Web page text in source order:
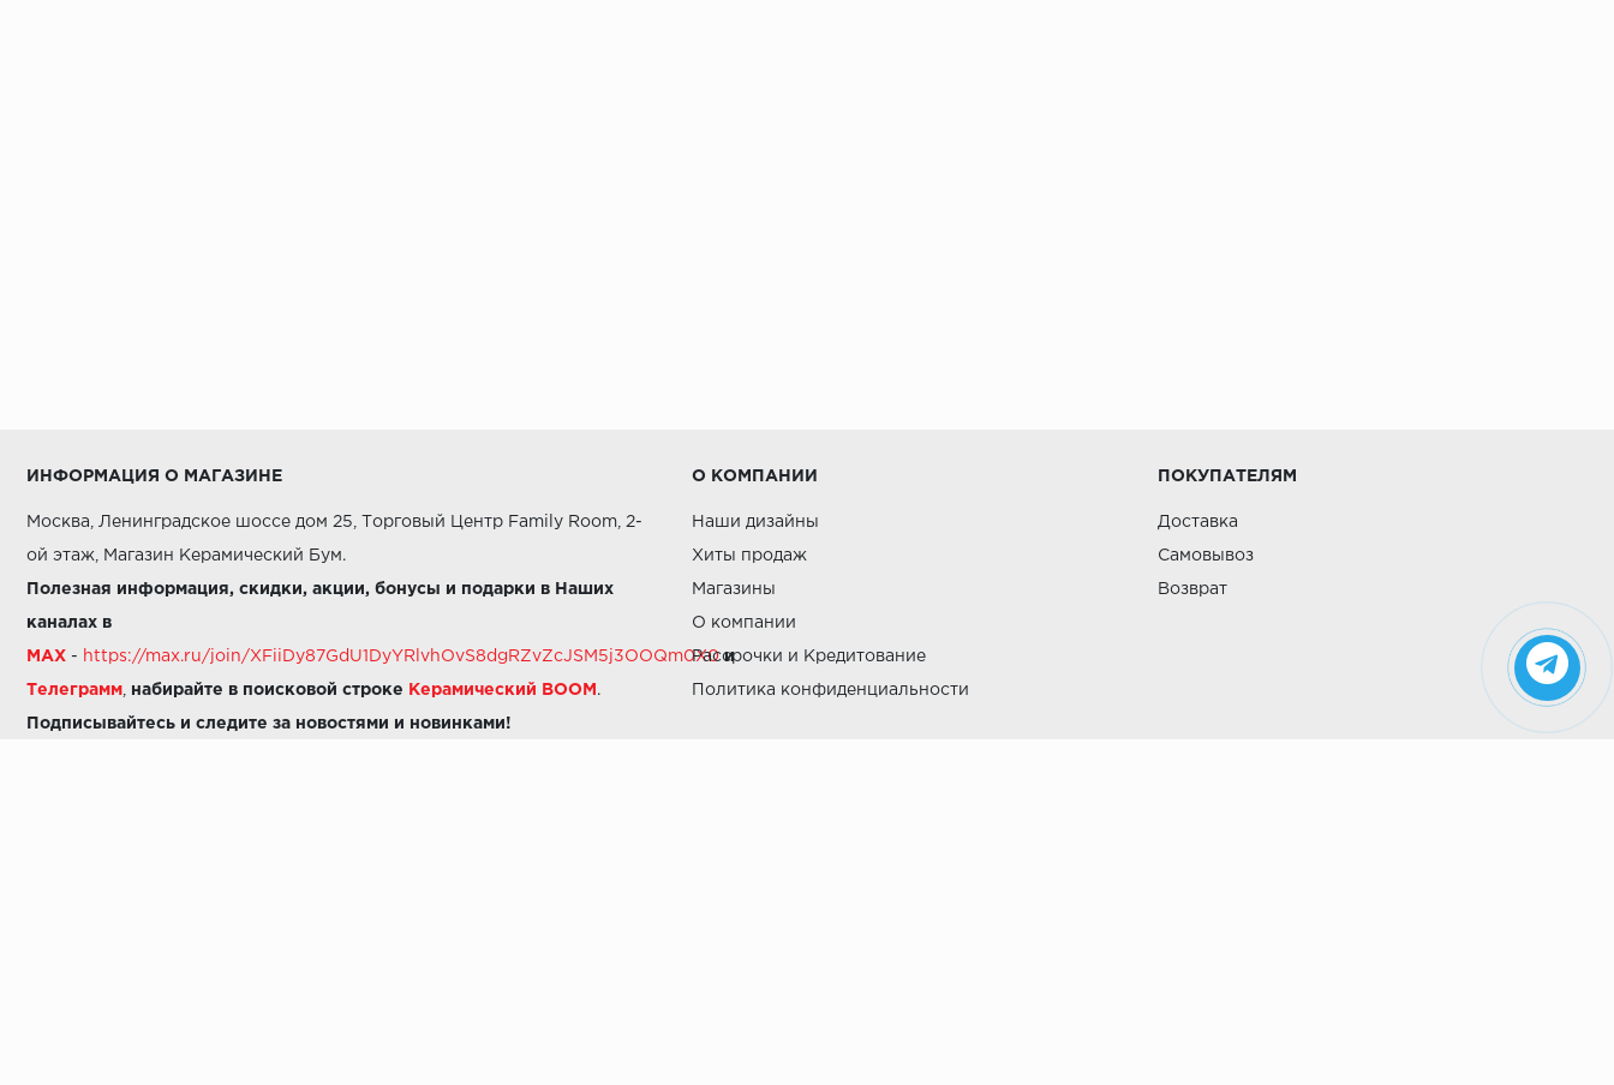
ИНФОРМАЦИЯ О МАГАЗИНЕ
Москва, Ленинградское шоссе дом 25, Торговый Центр Family Room, 2-
ой этаж, Магазин Керамический Бум.
Полезная информация, скидки, акции, бонусы и подарки в Наших
каналах в
MAX - https://max.ru/join/XFiiDy87GdU1DyYRlvhOvS8dgRZvZcJSM5j3OOQm0X0 и
Телеграмм набирайте в поисковой строке Керамический BOOM .
Подписывайтесь и следите за новостями и новинками!
О КОМПАНИИ
Наши дизайны
Хиты продаж
Магазины
О компании
Рассрочки и Кредитование
Политика конфиденциальности
ПОКУПАТЕЛЯМ
Доставка
Самовывоз
Возврат